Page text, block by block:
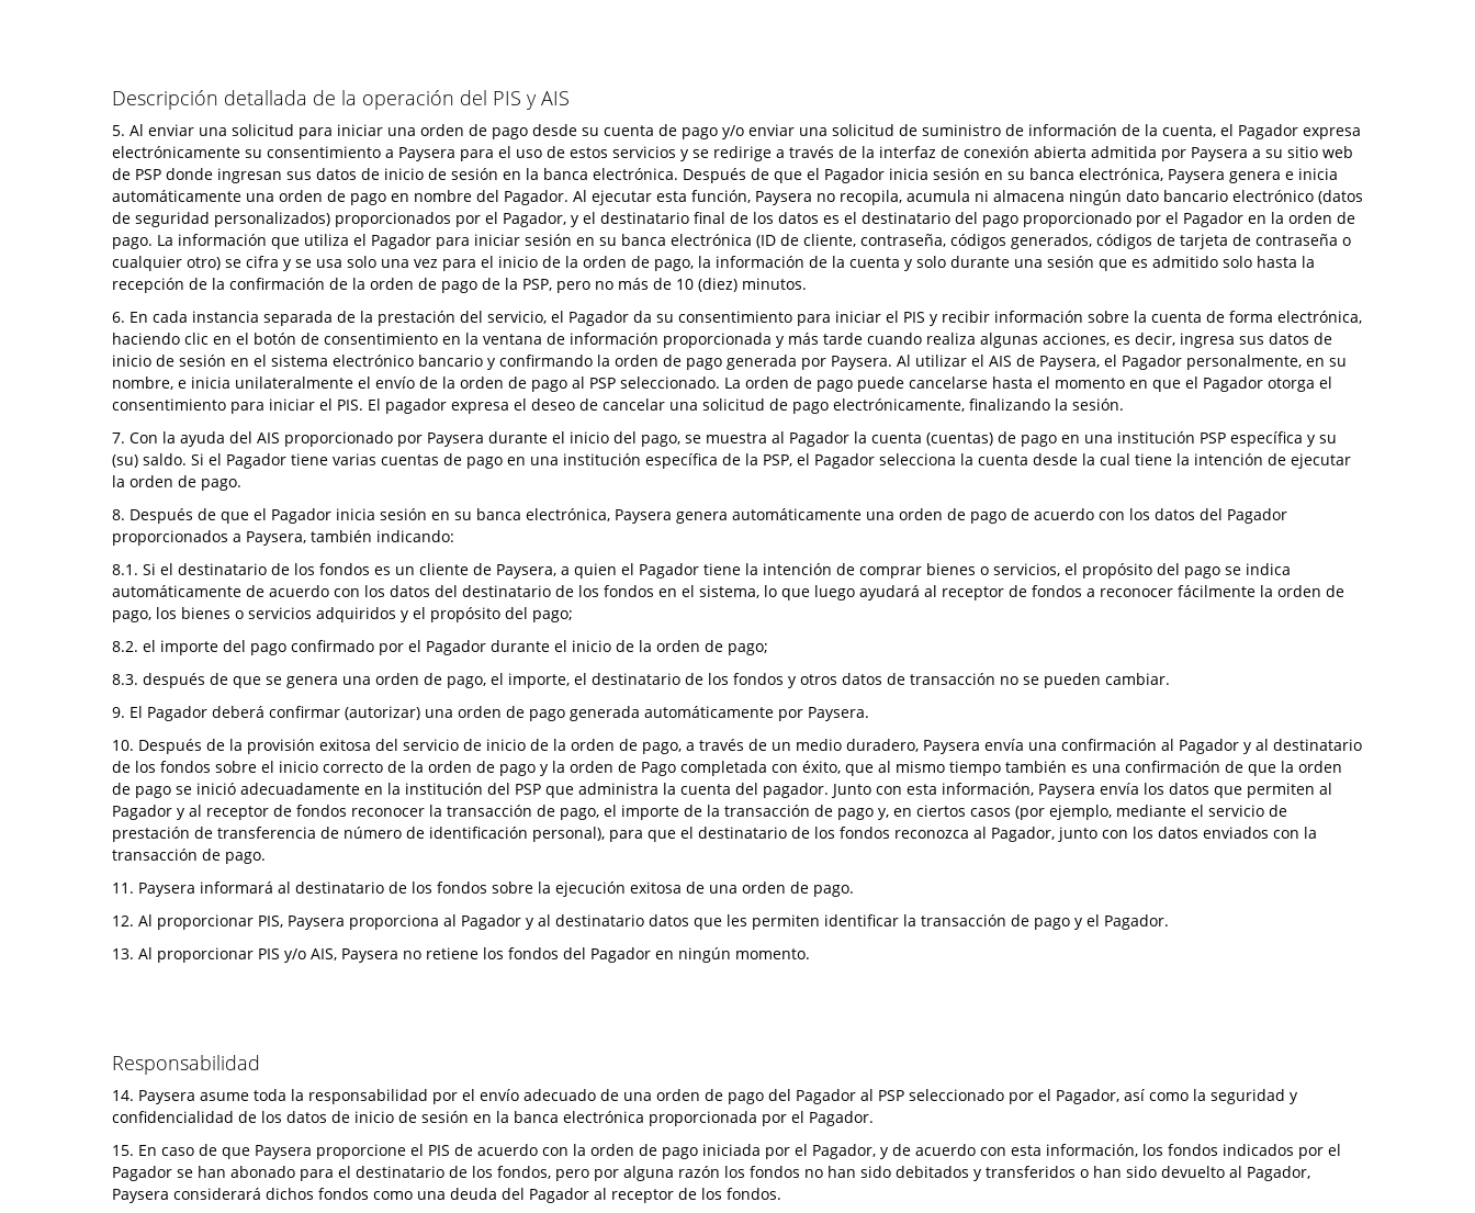
Descripción detallada de la operación del PIS y AIS
5. Al enviar una solicitud para iniciar una orden de pago desde su cuenta de pago y/o enviar una solicitud de suministro de información de la cuenta, el Pagador expresa
electrónicamente su consentimiento a Paysera para el uso de estos servicios y se redirige a través de la interfaz de conexión abierta admitida por Paysera a su sitio web
de PSP donde ingresan sus datos de inicio de sesión en la banca electrónica. Después de que el Pagador inicia sesión en su banca electrónica, Paysera genera e inicia
automáticamente una orden de pago en nombre del Pagador. Al ejecutar esta función, Paysera no recopila, acumula ni almacena ningún dato bancario electrónico (datos
de seguridad personalizados) proporcionados por el Pagador, y el destinatario final de los datos es el destinatario del pago proporcionado por el Pagador en la orden de
pago. La información que utiliza el Pagador para iniciar sesión en su banca electrónica (ID de cliente, contraseña, códigos generados, códigos de tarjeta de contraseña o
cualquier otro) se cifra y se usa solo una vez para el inicio de la orden de pago, la información de la cuenta y solo durante una sesión que es admitido solo hasta la
recepción de la confirmación de la orden de pago de la PSP, pero no más de 10 (diez) minutos.
6. En cada instancia separada de la prestación del servicio, el Pagador da su consentimiento para iniciar el PIS y recibir información sobre la cuenta de forma electrónica,
haciendo clic en el botón de consentimiento en la ventana de información proporcionada y más tarde cuando realiza algunas acciones, es decir, ingresa sus datos de
inicio de sesión en el sistema electrónico bancario y confirmando la orden de pago generada por Paysera. Al utilizar el AIS de Paysera, el Pagador personalmente, en su
nombre, e inicia unilateralmente el envío de la orden de pago al PSP seleccionado. La orden de pago puede cancelarse hasta el momento en que el Pagador otorga el
consentimiento para iniciar el PIS. El pagador expresa el deseo de cancelar una solicitud de pago electrónicamente, finalizando la sesión.
7. Con la ayuda del AIS proporcionado por Paysera durante el inicio del pago, se muestra al Pagador la cuenta (cuentas) de pago en una institución PSP específica y su
(su) saldo. Si el Pagador tiene varias cuentas de pago en una institución específica de la PSP, el Pagador selecciona la cuenta desde la cual tiene la intención de ejecutar
la orden de pago.
8. Después de que el Pagador inicia sesión en su banca electrónica, Paysera genera automáticamente una orden de pago de acuerdo con los datos del Pagador
proporcionados a Paysera, también indicando:
8.1. Si el destinatario de los fondos es un cliente de Paysera, a quien el Pagador tiene la intención de comprar bienes o servicios, el propósito del pago se indica
automáticamente de acuerdo con los datos del destinatario de los fondos en el sistema, lo que luego ayudará al receptor de fondos a reconocer fácilmente la orden de
pago, los bienes o servicios adquiridos y el propósito del pago;
8.2. el importe del pago confirmado por el Pagador durante el inicio de la orden de pago;
8.3. después de que se genera una orden de pago, el importe, el destinatario de los fondos y otros datos de transacción no se pueden cambiar.
9. El Pagador deberá confirmar (autorizar) una orden de pago generada automáticamente por Paysera.
10. Después de la provisión exitosa del servicio de inicio de la orden de pago, a través de un medio duradero, Paysera envía una confirmación al Pagador y al destinatario
de los fondos sobre el inicio correcto de la orden de pago y la orden de Pago completada con éxito, que al mismo tiempo también es una confirmación de que la orden
de pago se inició adecuadamente en la institución del PSP que administra la cuenta del pagador. Junto con esta información, Paysera envía los datos que permiten al
Pagador y al receptor de fondos reconocer la transacción de pago, el importe de la transacción de pago y, en ciertos casos (por ejemplo, mediante el servicio de
prestación de transferencia de número de identificación personal), para que el destinatario de los fondos reconozca al Pagador, junto con los datos enviados con la
transacción de pago.
11. Paysera informará al destinatario de los fondos sobre la ejecución exitosa de una orden de pago.
12. Al proporcionar PIS, Paysera proporciona al Pagador y al destinatario datos que les permiten identificar la transacción de pago y el Pagador.
13. Al proporcionar PIS y/o AIS, Paysera no retiene los fondos del Pagador en ningún momento.
Responsabilidad
14. Paysera asume toda la responsabilidad por el envío adecuado de una orden de pago del Pagador al PSP seleccionado por el Pagador, así como la seguridad y
confidencialidad de los datos de inicio de sesión en la banca electrónica proporcionada por el Pagador.
15. En caso de que Paysera proporcione el PIS de acuerdo con la orden de pago iniciada por el Pagador, y de acuerdo con esta información, los fondos indicados por el
Pagador se han abonado para el destinatario de los fondos, pero por alguna razón los fondos no han sido debitados y transferidos o han sido devuelto al Pagador,
Paysera considerará dichos fondos como una deuda del Pagador al receptor de los fondos.